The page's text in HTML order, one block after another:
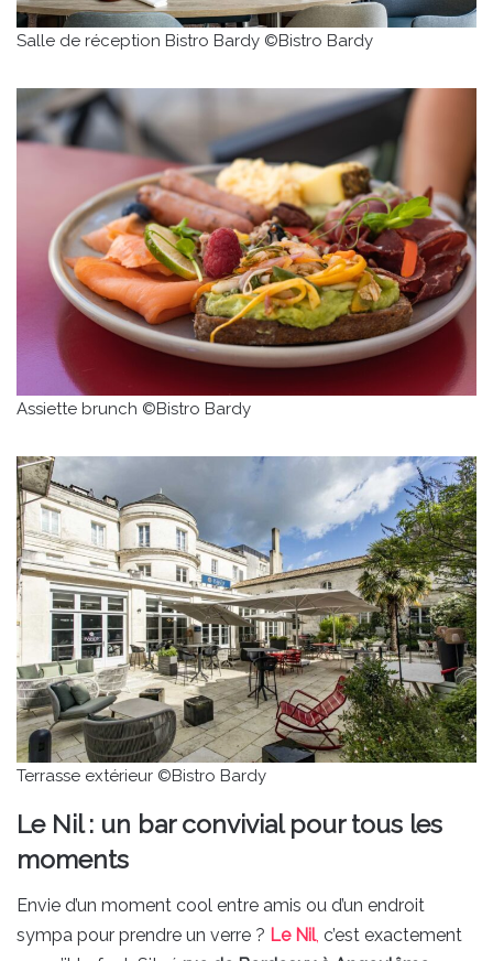
Salle de réception Bistro Bardy ©Bistro Bardy
Assiette brunch ©Bistro Bardy
Terrasse extérieur ©Bistro Bardy
Le Nil : un bar convivial pour tous les
moments
Envie d’un moment cool entre amis ou d’un endroit
sympa pour prendre un verre ? Le Nil, c’est exactement